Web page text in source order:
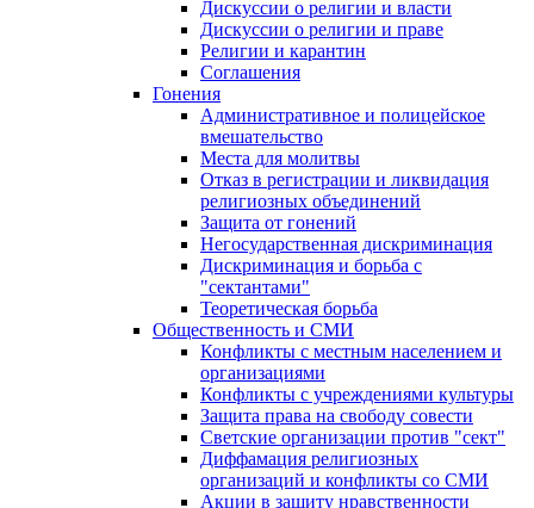
Дискуссии о религии и власти
Дискуссии о религии и праве
Религии и карантин
Соглашения
Гонения
Административное и полицейское
вмешательство
Места для молитвы
Отказ в регистрации и ликвидация
религиозных объединений
Защита от гонений
Негосударственная дискриминация
Дискриминация и борьба с
"сектантами"
Теоретическая борьба
Общественность и СМИ
Конфликты с местным населением и
организациями
Конфликты с учреждениями культуры
Защита права на свободу совести
Светские организации против "сект"
Диффамация религиозных
организаций и конфликты со СМИ
Акции в защиту нравственности